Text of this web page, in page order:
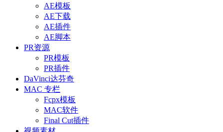
AE模板
AE下载
AE插件
AE脚本
PR资源
PR模板
PR插件
DaVinci达芬奇
MAC 专栏
Fcpx模板
MAC软件
Final Cut插件